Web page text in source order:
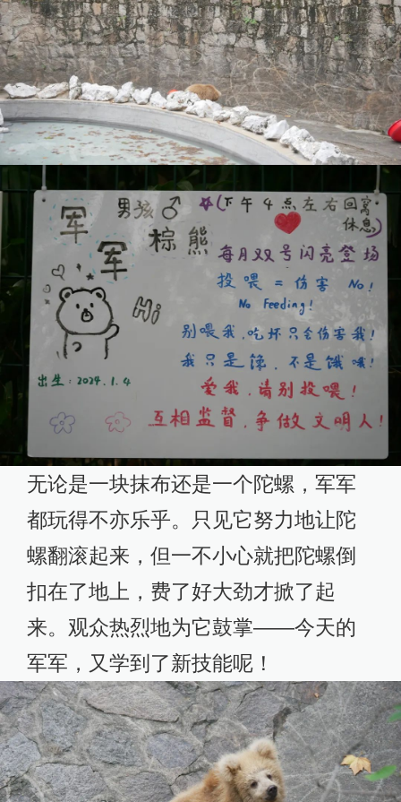
无论是一块抹布还是一个陀螺，军军
都玩得不亦乐乎。只见它努力地让陀
螺翻滚起来，但一不小心就把陀螺倒
扣在了地上，费了好大劲才掀了起
来。观众热烈地为它鼓掌——今天的
军军，又学到了新技能呢！